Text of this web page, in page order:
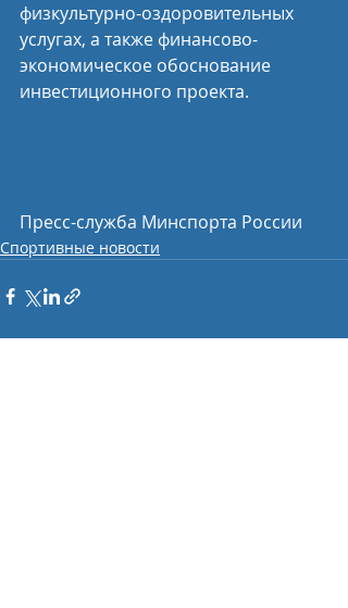
физкультурно-оздоровительных
услугах, а также финансово-
экономическое обоснование
инвестиционного проекта.
Пресс-служба Минспорта России
Спортивные новости